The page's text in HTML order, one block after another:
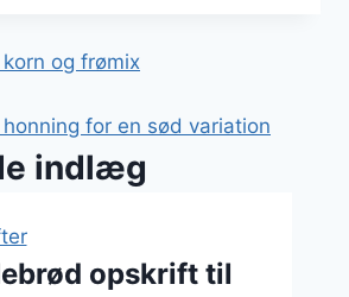
og frømix
for en sød variation
indlæg
opskrift til